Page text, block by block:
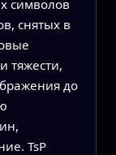
символов
снятых в
тяжести,
до
TsP